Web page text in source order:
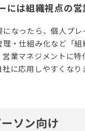
には組織視点の営
なったら、個人プ
・仕組み化など「組
業マネジメントに特
に応用しやすくなり
ソン向け